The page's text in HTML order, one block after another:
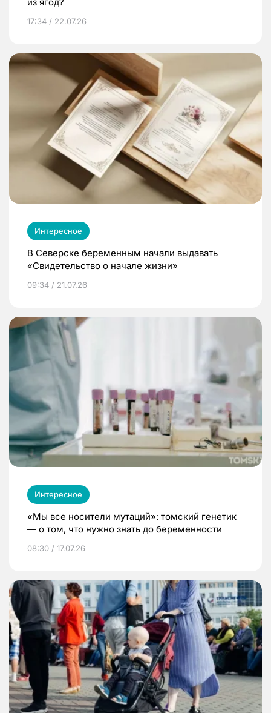
17:34 / 22.07.26
Интересное
В Северске беременным начали выдавать
«Свидетельство о начале жизни»
09:34 / 21.07.26
Интересное
«Мы все носители мутаций»: томский генетик
— о том, что нужно знать до беременности
08:30 / 17.07.26